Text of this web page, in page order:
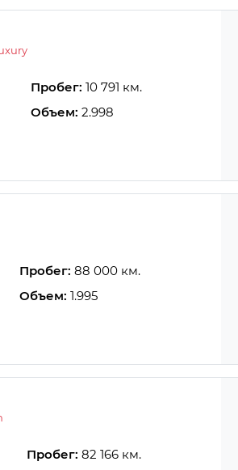
Пробег: 10 791 км.
Объем: 2.998
Пробег: 88 000 км.
Объем: 1.995
Пробег: 82 166 км.